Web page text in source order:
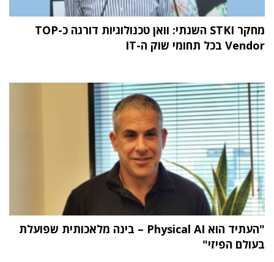
מחקר STKI השנתי: וואן טכנולוגיות דורגה כ-TOP
Vendor בכל תחומי שוק ה-IT
"העתיד הוא Physical AI – בינה מלאכותית שפועלת
בעולם הפיזי"